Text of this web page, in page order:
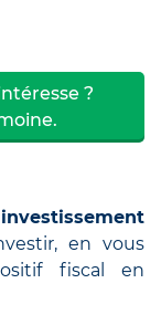
?
en vous
fiscal en